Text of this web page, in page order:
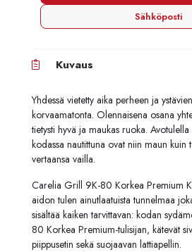
Sähköposti
Kuvaus
Yhdessä vietetty aika perheen ja
korvaamatonta. Olennaisena osana
tietysti hyvä ja maukas ruoka.
kodassa nautittuna ovat niin maun kuin
vertaansa vailla.
Carelia Grill 9K-80 Korkea Premium
aidon tulen ainutlaatuista tunnelmaa
sisältää kaiken tarvittavan: kodan
80 Korkea Premium-tulisijan, kätevät
piippusetin sekä suojaavan lattiapellin.